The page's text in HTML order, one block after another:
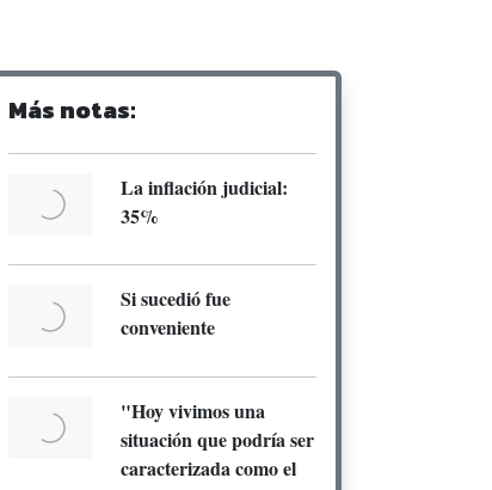
Más notas:
La inflación judicial:
35%
Si sucedió fue
conveniente
"Hoy vivimos una
situación que podría ser
caracterizada como el